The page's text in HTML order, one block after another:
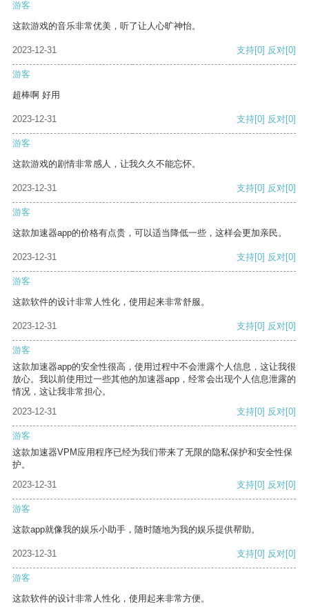
游客
这款游戏的音乐非常优美，听了让人心旷神怡。
2023-12-31 支持[0] 反对[0]
游客
超棒啊 好用
2023-12-31 支持[0] 反对[0]
游客
这款游戏的剧情非常感人，让我久久不能忘怀。
2023-12-31 支持[0] 反对[0]
游客
这款加速器app的价格有点贵，可以适当降低一些，这样会更加亲民。
2023-12-31 支持[0] 反对[0]
游客
这款软件的设计非常人性化，使用起来非常舒服。
2023-12-31 支持[0] 反对[0]
游客
这款加速器app的安全性很高，使用过程中不会泄露个人信息，这让我很
放心。我以前使用过一些其他的加速器app，经常会出现个人信息泄露的
情况，这让我非常担心。
2023-12-31
支持[0] 反对[0]
游客
这款加速器VPM应用程序已经为我们带来了无限的隐私保护和安全性保
护。
2023-12-31
支持[0] 反对[0]
游客
这款app就像我的娱乐小助手，随时随地为我的娱乐提供帮助。
2023-12-31 支持[0] 反对[0]
游客
这款软件的设计非常人性化，使用起来非常方便。